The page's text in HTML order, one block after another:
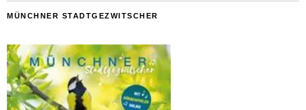
MÜNCHNER STADTGEZWITSCHER